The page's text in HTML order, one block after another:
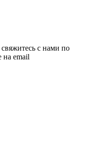
с нами по
email